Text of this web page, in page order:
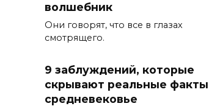
волшебник
Они говорят, что все в глазах
смотрящего.
9 заблуждений, которые
скрывают реальные
средневековье